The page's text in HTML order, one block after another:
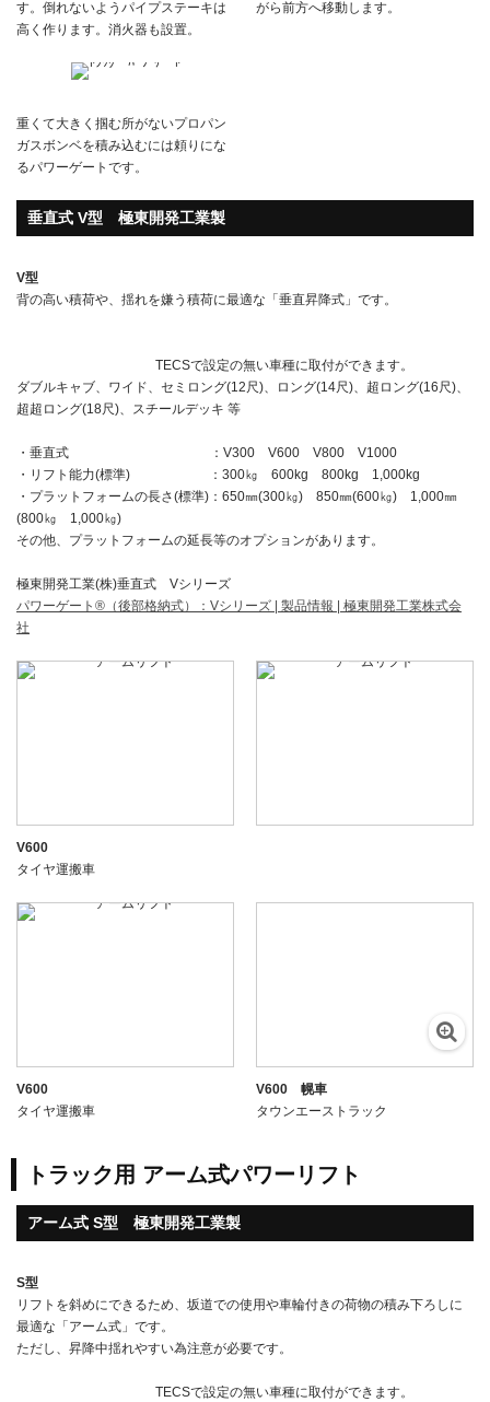
す。倒れないようパイプステーキは
高く作ります。消火器も設置。
がら前方へ移動します。
重くて大きく掴む所がないプロパン
ガスボンベを積み込むには頼りにな
るパワーゲートです。
垂直式 V型 極東開発工業製
V型
背の高い積荷や、揺れを嫌う積荷に最適な「垂直昇降式」です。
TECSで設定の無い車種に取付ができます。
ダブルキャブ、ワイド、セミロング(12尺)、ロング(14尺)、超ロング(16尺)、
超超ロング(18尺)、スチールデッキ 等
・垂直式 ：V300 V600 V800 V1000
・リフト能力(標準) ：300㎏ 600kg 800kg 1,000kg
・プラットフォームの長さ(標準)：650㎜(300㎏) 850㎜(600㎏) 1,000㎜
(800㎏ 1,000㎏)
その他、プラットフォームの延長等のオプションがあります。
極東開発工業(株)垂直式 Vシリーズ
パワーゲート®（後部格納式）：Vシリーズ | 製品情報 | 極東開発工業株式会
社
V600
タイヤ運搬車
V600
タイヤ運搬車
V600 幌車
タウンエーストラック
トラック用 アーム式パワーリフト
アーム式 S型 極東開発工業製
S型
リフトを斜めにできるため、坂道での使用や車輪付きの荷物の積み下ろしに
最適な「アーム式」です。
ただし、昇降中揺れやすい為注意が必要です。
TECSで設定の無い車種に取付ができます。